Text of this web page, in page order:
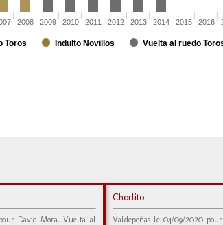
Toros Indulto Novillos Vuelta al ruedo
2008 2009 2010 2011 2012 2013 2014 2015 2016
David Mora. Vuelta al
Chorlito
Valdepeñas le 04/09/2020 pour